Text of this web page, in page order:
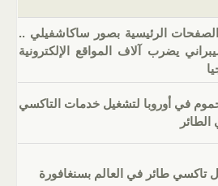
الرئيسية بصور ساكاشفيلي ..
يضرب آلاف المواقع الإلكترونية
في أوروبا لتشغيل خدمات التاكسي
الطائر
تاكسي طائر في العالم بسنغافورة